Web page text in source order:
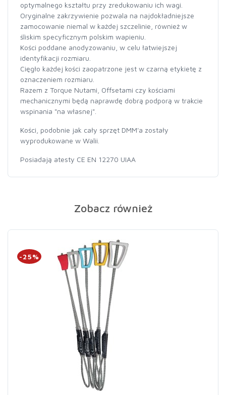
optymalnego kształtu przy zredukowaniu ich wagi.
Oryginalne zakrzywienie pozwala na najdokładniejsze
zamocowanie niemal w każdej szczelinie, również w
śliskim specyficznym polskim wapieniu.
Kości poddane anodyzowaniu, w celu łatwiejszej
identyfikacji rozmiaru.
Cięgło każdej kości zaopatrzone jest w czarną etykietę z
oznaczeniem rozmiaru.
Razem z Torque Nutami, Offsetami czy kościami
mechanicznymi będą naprawdę dobrą podporą w trakcie
wspinania "na własnej".
Kości, podobnie jak cały sprzęt DMM'a zostały
wyprodukowane w Walii.
Posiadają atesty CE EN 12270 UIAA
Zobacz również
-25%